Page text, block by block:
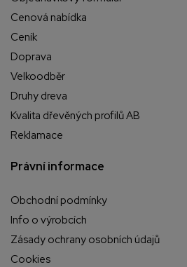
Cenová nabídka
Ceník
Doprava
Velkoodběr
Druhy dreva
Kvalita dřevěných profilů AB
Reklamace
Právní informace
Obchodní podmínky
Info o výrobcích
Zásady ochrany osobních údajů
Cookies